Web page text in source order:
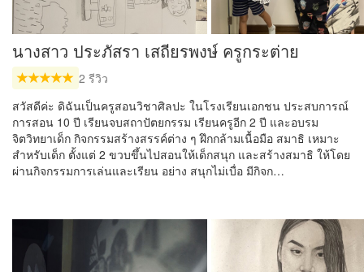
นางสาว ประภัสรา เสถียรพงษ์ ครูกระต่าย
2 รีวิว
สวัสดีค่ะ ดิฉันเป็นครูสอนวิชาศิลปะ ในโรงเรียนเอกชน ประสบการณ์
การสอน 10 ปี เรียนจบสถาปัตยกรรม เรียนครูอีก 2 ปี และอบรม
จิตวิทยาเด็ก กิจกรรมสร้างสรรค์ต่าง ๆ ฝึกกล้ามเนื้อมือ สมาธิ เหมาะ
สำหรับเด็ก ตั้งแต่ 2 ขวบขึ้นไปสอนให้เด็กสนุก และสร้างสมาธิ ให้โดย
ผ่านกิจกรรมการเล่นและเรียน อย่าง สนุกไม่เบื่อ มีกิจก…